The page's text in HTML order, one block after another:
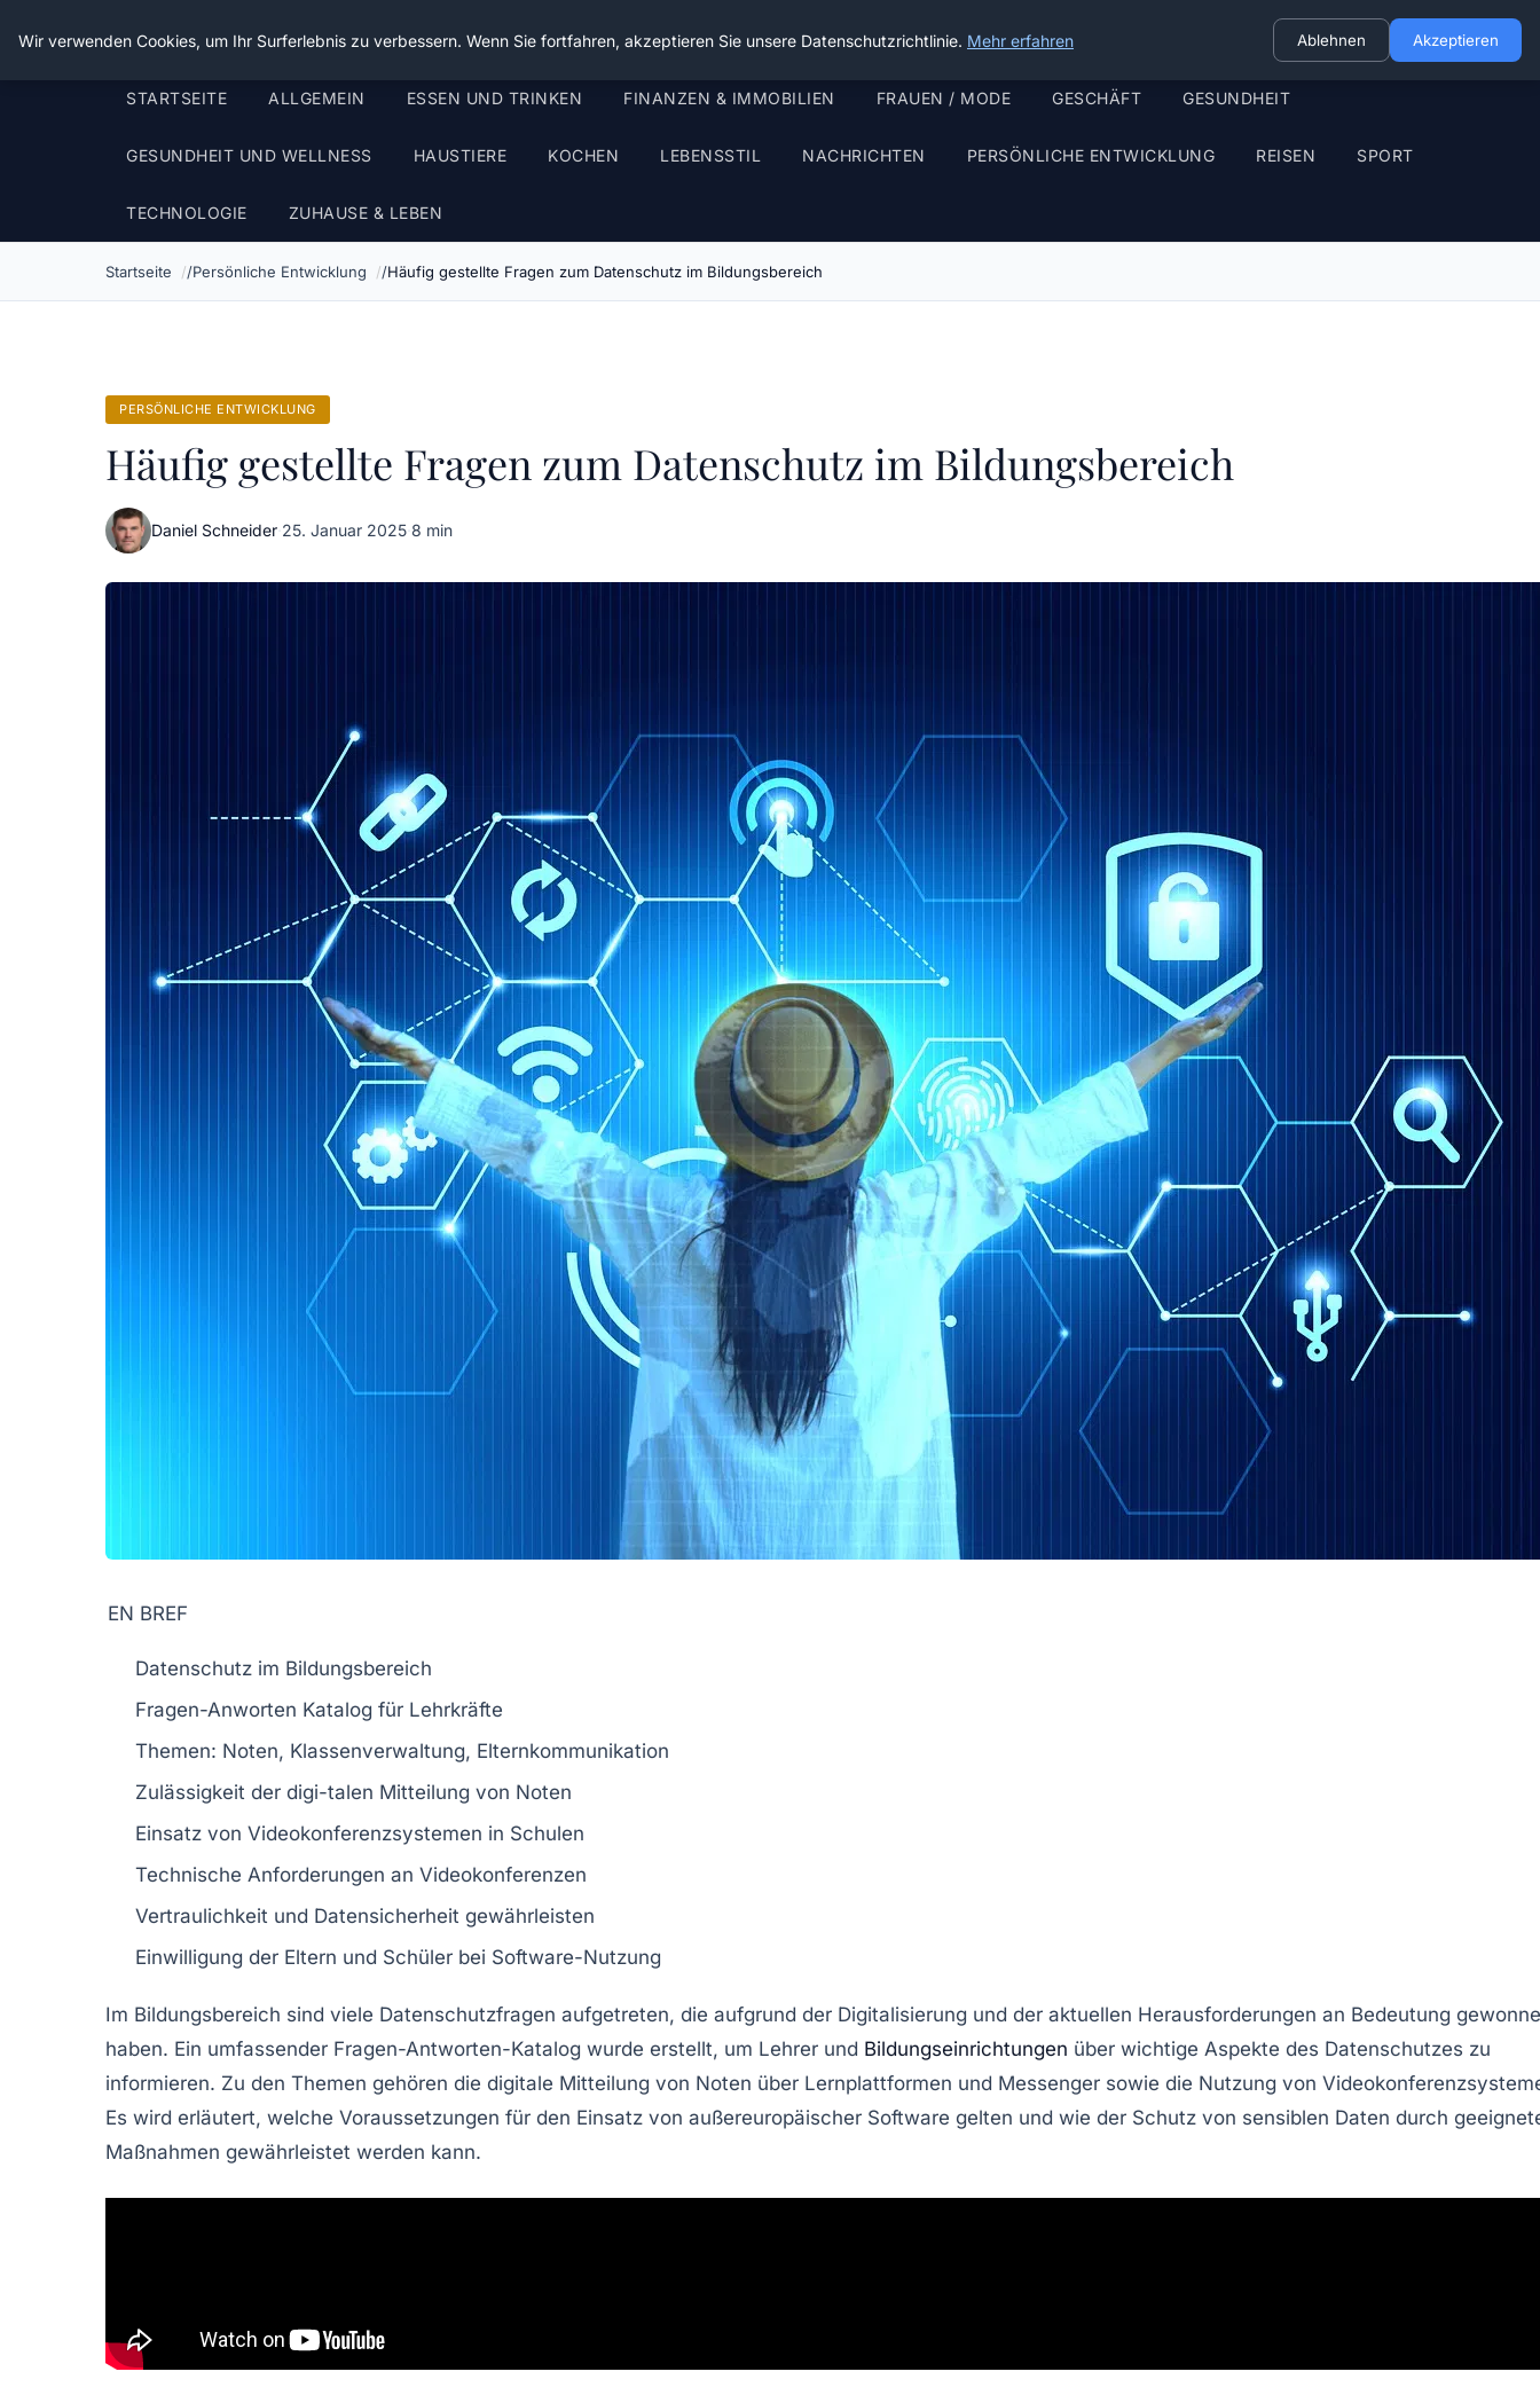
Die Schnitter
STARTSEITE ALLGEMEIN ESSEN UND TRINKEN FINANZEN & IMMOBILIEN FRAUEN / MODE GESCHÄFT GESUNDHEIT
GESUNDHEIT UND WELLNESS HAUSTIERE KOCHEN LEBENSSTIL NACHRICHTEN PERSÖNLICHE ENTWICKLUNG REISEN SPORT
TECHNOLOGIE ZUHAUSE & LEBEN
Startseite Persönliche Entwicklung Häufig gestellte Fragen zum Datenschutz im Bildungsbereich
PERSÖNLICHE ENTWICKLUNG
Häufig gestellte Fragen zum Datenschutz im Bildungsbereich
Daniel Schneider·25. Januar 2025·8 min
EN BREF
Datenschutz im Bildungsbereich
Fragen-Anworten Katalog für Lehrkräfte
Themen: Noten, Klassenverwaltung, Elternkommunikation
Zulässigkeit der digi-talen Mitteilung von Noten
Einsatz von Videokonferenzsystemen in Schulen
Technische Anforderungen an Videokonferenzen
Vertraulichkeit und Datensicherheit gewährleisten
Einwilligung der Eltern und Schüler bei Software-Nutzung
Im Bildungsbereich sind viele Datenschutzfragen aufgetreten, die aufgrund der Digitalisierung und der aktuellen Herausforderungen an Bedeutung
haben. Ein umfassender Fragen-Antworten-Katalog wurde erstellt, um Lehrer und Bildungseinrichtungen über wichtige Aspekte des Datenschutzes zu
informieren. Zu den Themen gehören die digitale Mitteilung von Noten über Lernplattformen und Messenger sowie die Nutzung von
Es wird erläutert, welche Voraussetzungen für den Einsatz von außereuropäischer Software gelten und wie der Schutz von sensiblen Daten durch
Maßnahmen gewährleistet werden kann.
Wir verwenden Cookies, um Ihr Surferlebnis zu verbessern. Wenn Sie fortfahren, akzeptieren Sie unsere Datenschutzrichtlinie. Mehr erfahren Ablehnen Akzeptieren